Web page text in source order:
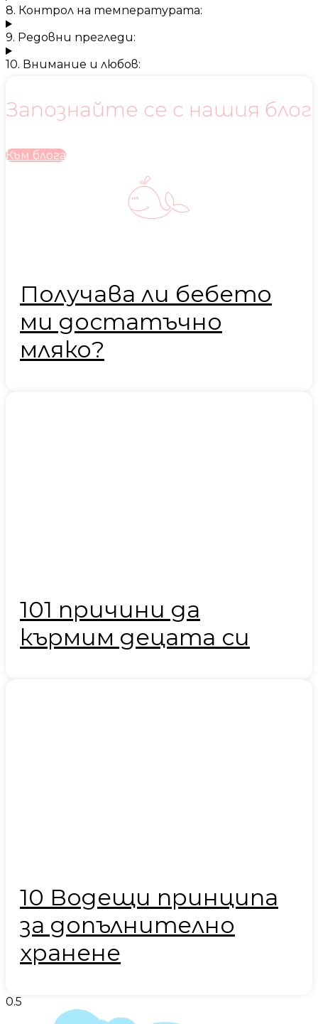
8. Контрол на температурата:
9. Редовни прегледи:
10. Внимание и любов:
Запознайте се с нашия блог
Към блога
Получава ли бебето
ми достатъчно
мляко?
101 причини да
кърмим децата си
10 Водещи принципа
за допълнително
хранене